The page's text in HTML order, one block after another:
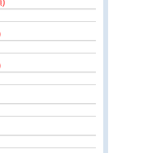
)
)
)